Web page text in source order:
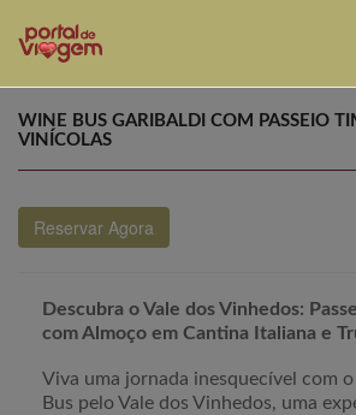
WINE BUS GARIBALDI COM PASSEIO
VINÍCOLAS
Reservar Agora
Descubra o Vale dos Vinhedos:
com Almoço em Cantina Italiana e
Viva uma jornada inesquecível com
Bus pelo Vale dos Vinhedos, uma